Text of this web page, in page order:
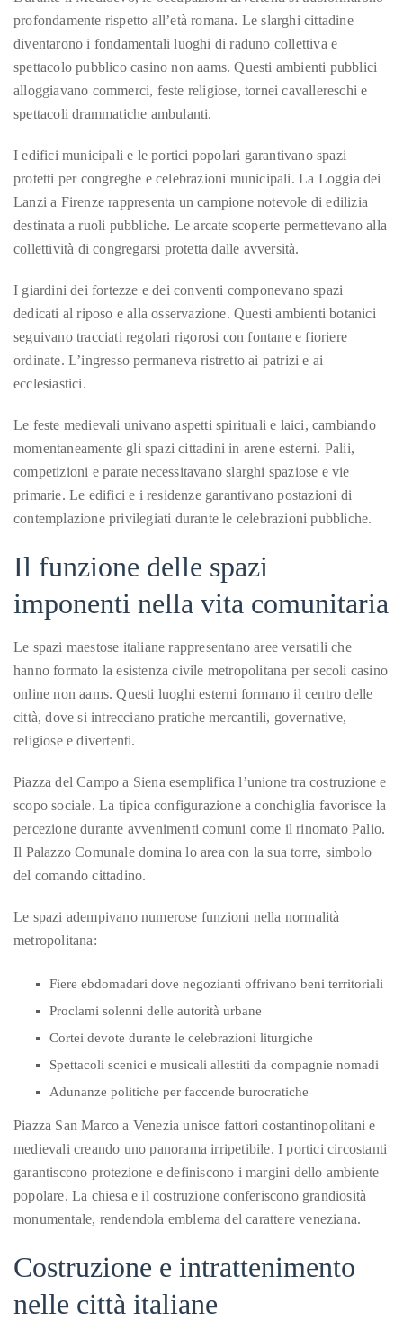
up
celebrities
ranging
David
Beckham,
Kit
Harrington,
Lady
and
Jennifer
Hudson
to
Tony
Dame
Joan
Collins,
Sam
Worthington,
Saldana,
Sigourney
Weaver
and
HSH
Princess
Cecile
zu
Langenburg,
just
to
name
a
READ
MORE
Contact
Us
in
touch!
If
you’d
more
about
profondamente rispetto all’età romana. Le slarghi cittadine
diventarono i fondamentali luoghi di raduno collettiva e
spettacolo pubblico casino non aams. Questi ambienti pubblici
alloggiavano commerci, feste religiose, tornei cavallereschi e
spettacoli drammatiche ambulanti.
I edifici municipali e le portici popolari garantivano spazi
protetti per congreghe e celebrazioni municipali. La Loggia dei
Lanzi a Firenze rappresenta un campione notevole di edilizia
destinata a ruoli pubbliche. Le arcate scoperte permettevano alla
collettività di congregarsi protetta dalle avversità.
I giardini dei fortezze e dei conventi componevano spazi
dedicati al riposo e alla osservazione. Questi ambienti botanici
seguivano tracciati regolari rigorosi con fontane e fioriere
ordinate. L’ingresso permaneva ristretto ai patrizi e ai
ecclesiastici.
Le feste medievali univano aspetti spirituali e laici, cambiando
momentaneamente gli spazi cittadini in arene esterni. Palii,
competizioni e parate necessitavano slarghi spaziose e vie
primarie. Le edifici e i residenze garantivano postazioni di
contemplazione privilegiati durante le celebrazioni pubbliche.
Il funzione delle spazi
imponenti nella vita comunitaria
Le spazi maestose italiane rappresentano aree versatili che
hanno formato la esistenza civile metropolitana per secoli casino
online non aams. Questi luoghi esterni formano il centro delle
città, dove si intrecciano pratiche mercantili, governative,
religiose e divertenti.
Piazza del Campo a Siena esemplifica l’unione tra costruzione e
scopo sociale. La tipica configurazione a conchiglia favorisce la
percezione durante avvenimenti comuni come il rinomato Palio.
Il Palazzo Comunale domina lo area con la sua torre, simbolo
del comando cittadino.
Le spazi adempivano numerose funzioni nella normalità
metropolitana:
Fiere ebdomadari dove negozianti offrivano beni territoriali
Proclami solenni delle autorità urbane
Cortei devote durante le celebrazioni liturgiche
Spettacoli scenici e musicali allestiti da compagnie nomadi
Adunanze politiche per faccende burocratiche
Piazza San Marco a Venezia unisce fattori costantinopolitani e
medievali creando uno panorama irripetibile. I portici circostanti
garantiscono protezione e definiscono i margini dello ambiente
popolare. La chiesa e il costruzione conferiscono grandiosità
monumentale, rendendola emblema del carattere veneziana.
Costruzione e intrattenimento
nelle città italiane